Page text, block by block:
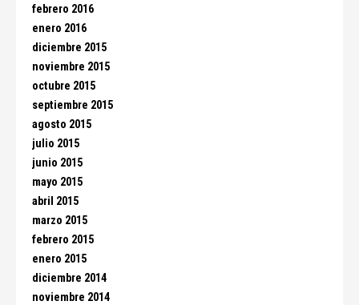
febrero 2016
enero 2016
diciembre 2015
noviembre 2015
octubre 2015
septiembre 2015
agosto 2015
julio 2015
junio 2015
mayo 2015
abril 2015
marzo 2015
febrero 2015
enero 2015
diciembre 2014
noviembre 2014